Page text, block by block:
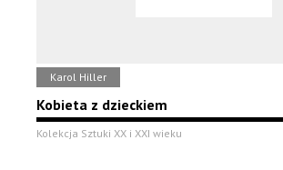
Karol Hiller
Kobieta z dzieckiem
Kolekcja Sztuki XX i XXI wieku